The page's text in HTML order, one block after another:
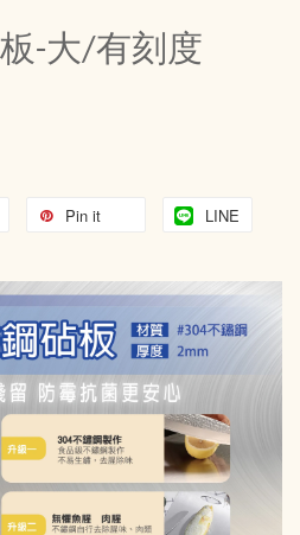
-大/有刻度
Pin it LINE